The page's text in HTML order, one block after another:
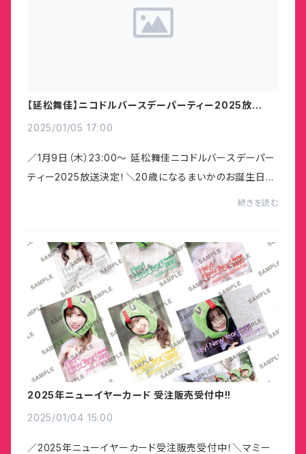
【延松舞佳】ニコドルバースデーパーティー2025放送決
2025/01/05 17:00
／1月9日（木）23:00〜 延松舞佳ニコドルバースデーパー
ティー2025放送決定！＼20歳になるまいかのお誕生日の
続きを読む
2025年ニューイヤーカード 受注販売受付中!!
2025/01/04 15:00
／2025年ニューイヤーカード受注販売受付中！＼マミー